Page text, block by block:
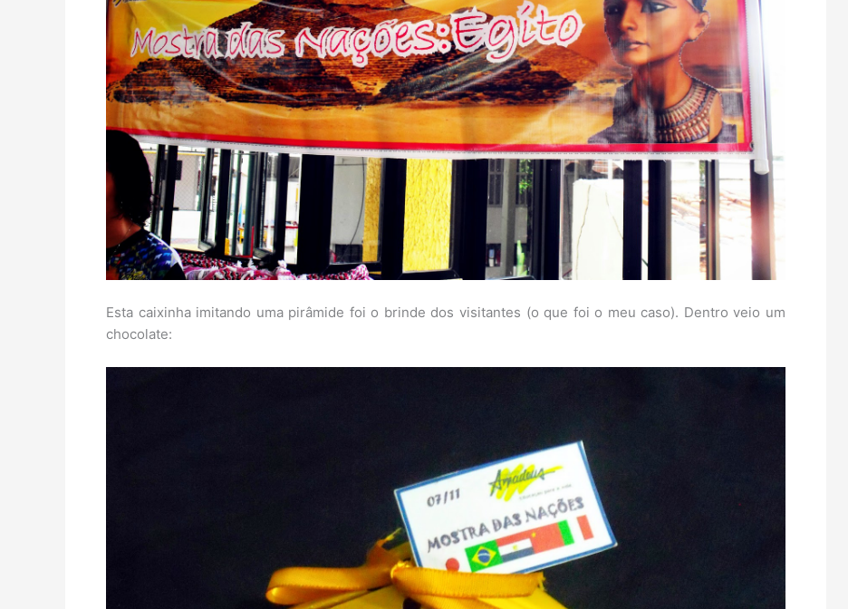
Esta caixinha imitando uma pirâmide foi o brinde dos visitantes (o que foi o meu caso). Dentro veio um
chocolate: